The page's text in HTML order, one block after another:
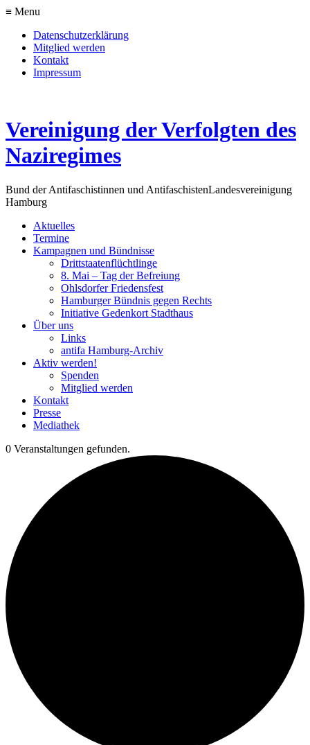
≡ Menu
Datenschutzerklärung
Mitglied werden
Kontakt
Impressum
Vereinigung der Verfolgten des
Naziregimes
Bund der Antifaschistinnen und AntifaschistenLandesvereinigung
Hamburg
Aktuelles
Termine
Kampagnen und Bündnisse
Drittstaatenflüchtlinge
8. Mai – Tag der Befreiung
Ohlsdorfer Friedensfest
Hamburger Bündnis gegen Rechts
Initiative Gedenkort Stadthaus
Über uns
Links
antifa Hamburg-Archiv
Aktiv werden!
Spenden
Mitglied werden
Kontakt
Presse
Mediathek
0 Veranstaltungen gefunden.